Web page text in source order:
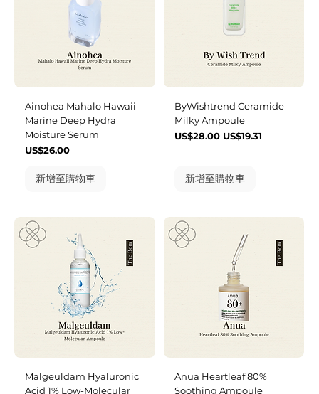
Ainohea Mahalo Hawaii
Marine Deep Hydra
Moisture Serum
價格
US$26.00
新增至購物車
ByWishtrend Ceramide
Milky Ampoule
一般價格
US$28.00 促銷價格
US$19.31
新增至購物車
Malgeuldam Hyaluronic
Acid 1% Low-Molecular
Anua Heartleaf 80%
Soothing Ampoule